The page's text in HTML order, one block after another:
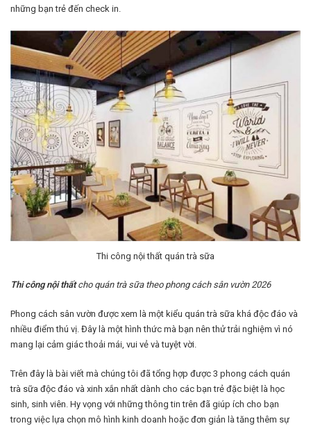
những bạn trẻ đến check in.
Thi công nội thất quán trà sữa
Thi công nội thấtcho quán trà sữa theo phong cách sân vườn 2026
Phong cách sân vườn được xem là một kiểu quán trà sữa khá độc đáo và
nhiều điểm thú vị. Đây là một hình thức mà bạn nên thử trải nghiệm vì nó
mang lại cảm giác thoải mái, vui vẻ và tuyệt vời.
Trên đây là bài viết mà chúng tôi đã tổng hợp được 3 phong cách quán
trà sữa độc đáo và xinh xắn nhất dành cho các bạn trẻ đặc biệt là học
sinh, sinh viên. Hy vọng với những thông tin trên đã giúp ích cho bạn
trong việc lựa chọn mô hình kinh doanh hoặc đơn giản là tăng thêm sự